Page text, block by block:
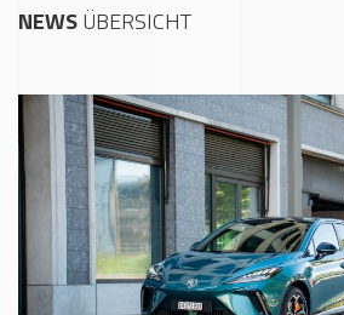
NEWSÜBERSICHT